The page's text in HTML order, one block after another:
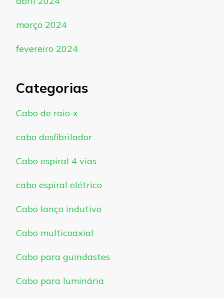
março 2024
fevereiro 2024
Categorias
Cabo de raio-x
cabo desfibrilador
Cabo espiral 4 vias
cabo espiral elétrico
Cabo lanço indutivo
Cabo multicoaxial
Cabo para guindastes
Cabo para luminária